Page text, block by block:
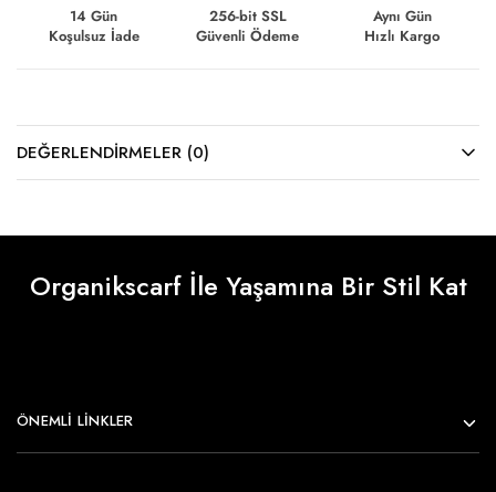
14 Gün
Koşulsuz İade
256-bit SSL
Güvenli Ödeme
Aynı Gün
Hızlı Kargo
DEĞERLENDIRMELER (0)
Organikscarf İle Yaşamına Bir Stil Kat
ÖNEMLI LINKLER